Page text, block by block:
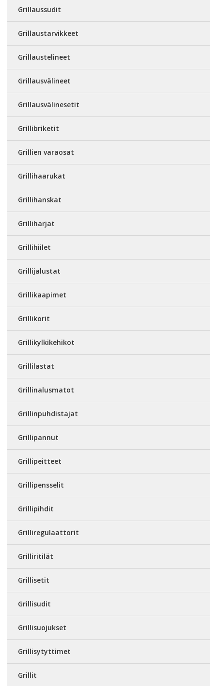
Grillaussudit
Grillaustarvikkeet
Grillaustelineet
Grillausvälineet
Grillausvälinesetit
Grillibriketit
Grillien varaosat
Grillihaarukat
Grillihanskat
Grilliharjat
Grillihiilet
Grillijalustat
Grillikaapimet
Grillikorit
Grillikylkikehikot
Grillilastat
Grillinalusmatot
Grillinpuhdistajat
Grillipannut
Grillipeitteet
Grillipensselit
Grillipihdit
Grilliregulaattorit
Grilliritilät
Grillisetit
Grillisudit
Grillisuojukset
Grillisytyttimet
Grillit